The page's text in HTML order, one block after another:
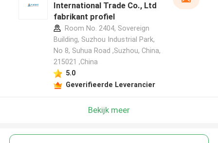
International Trade Co., Ltd
fabrikant profiel
Room No. 2404, Sovereign
Building, Suzhou Industrial Park,
No 8, Suhua Road ,Suzhou, China,
215021 ,China
5.0
Geverifieerde Leverancier
Bekijk meer